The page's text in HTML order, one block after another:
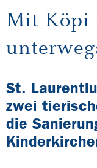
Mit Köpi
St.
zwei
die